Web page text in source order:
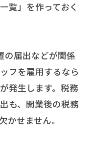
覧」を作っておく
の届出などが関係
フを雇用するなら
発生します。税務
も、開業後の税務
かせません。